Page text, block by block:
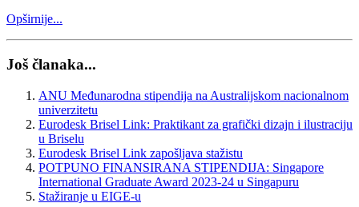
Opširnije...
Još članaka...
ANU Međunarodna stipendija na Australijskom nacionalnom
univerzitetu
Eurodesk Brisel Link: Praktikant za grafički dizajn i ilustraciju
u Briselu
Eurodesk Brisel Link zapošljava stažistu
POTPUNO FINANSIRANA STIPENDIJA: Singapore
International Graduate Award 2023-24 u Singapuru
Stažiranje u EIGE-u